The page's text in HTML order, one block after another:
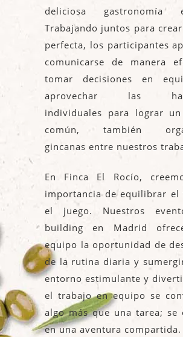
deliciosa gastronomía
Trabajando juntos para
perfecta, los participantes
comunicarse de manera
tomar decisiones en
aprovechar las
individuales para lograr
común, también
gincanas entre nuestros
En Finca El Rocío,
importancia de equilibrar el
el juego. Nuestros
building en Madrid
equipo la oportunidad de
de la rutina diaria y
entorno estimulante y
el trabajo en equipo se
algo más que una tarea; se
en una aventura compartida.